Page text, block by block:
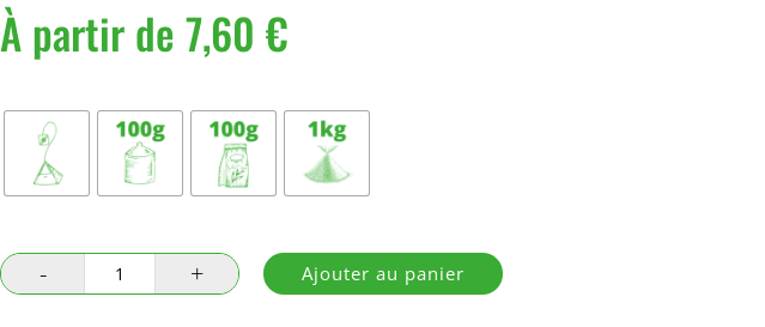
À partir de7,60€
quantité
de
Ajouter au panier